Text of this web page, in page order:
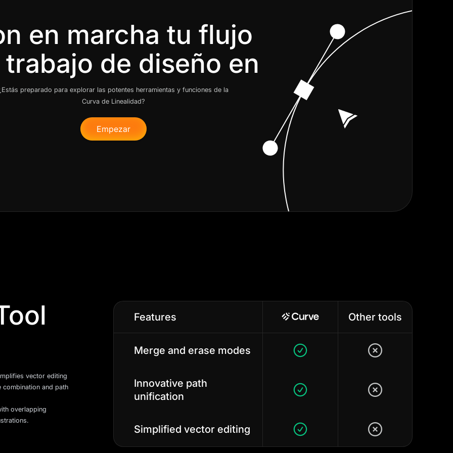
en marcha tu flujo
preparado para explorar las potentes herramientas y funciones de la
Curva de Linealidad?
Empezar
vector editing
and path
overlapping
Features Other tools
Merge and erase modes
Innovative path
unification
Simplified vector editing